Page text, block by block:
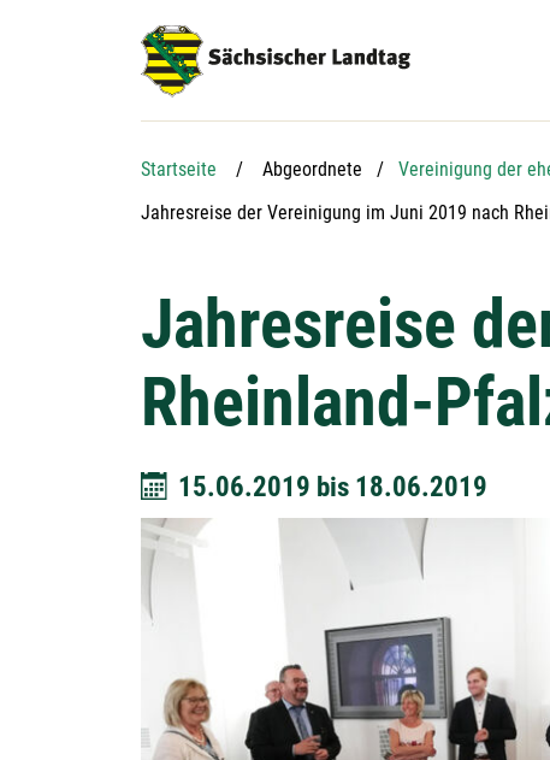
Startseite Abgeordnete Vereinigung der
Aktuelle Seite:
Jahresreise der Vereinigung im Juni 2019 nach
Jahresreise
Rheinland-
15.06.2019 bis 18.06.2019